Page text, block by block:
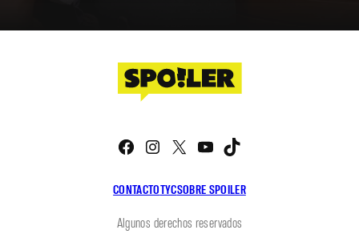
CONTACTOTYCSOBRE SPOILER
Facebook
Instagram
X YouTube
Algunos derechos reservados